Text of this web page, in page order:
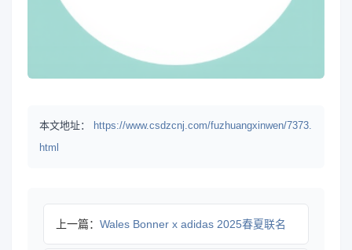
本文地址：
https://www.csdzcnj.com/fuzhuangxinwen/7373.
html
上一篇： Wales Bonner x adidas 2025春夏联名